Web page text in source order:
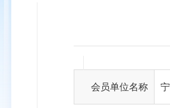
会员单位名称